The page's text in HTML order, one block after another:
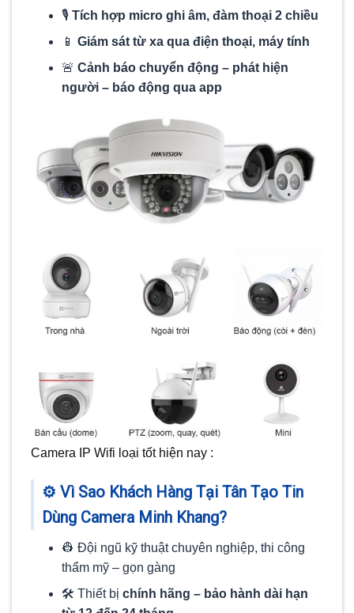
🎙️ Tích hợp micro ghi âm, đàm thoại 2 chiều
📱 Giám sát từ xa qua điện thoại, máy tính
🚨 Cảnh báo chuyển động – phát hiện
người – báo động qua app
Camera IP Wifi loại tốt hiện nay :
⚙️ Vì Sao Khách Hàng Tại Tân Tạo Tin
Dùng Camera Minh Khang?
👷 Đội ngũ kỹ thuật chuyên nghiệp, thi công
thẩm mỹ – gọn gàng
🛠️ Thiết bị chính hãng – bảo hành dài hạn